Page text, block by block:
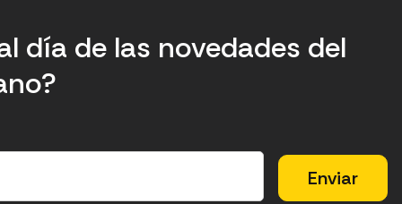
día de las novedades del